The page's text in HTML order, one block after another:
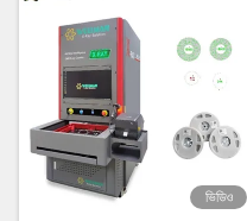
ভিডিও